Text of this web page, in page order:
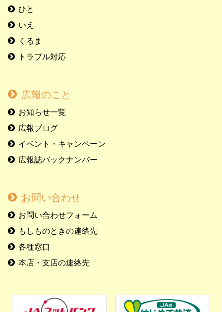
ひと
いえ
くるま
トラブル対応
広報のこと
お知らせ一覧
広報ブログ
イベント・キャンペーン
広報誌バックナンバー
お問い合わせ
お問い合わせフォーム
もしものときの連絡先
各種窓口
本店・支店の連絡先